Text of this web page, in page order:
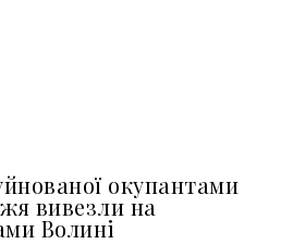
окупантами
вивезли на
Волині